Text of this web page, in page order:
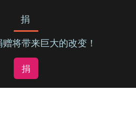
捐
将带来巨大的改变！
捐